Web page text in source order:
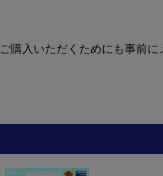
入いただくためにも事前